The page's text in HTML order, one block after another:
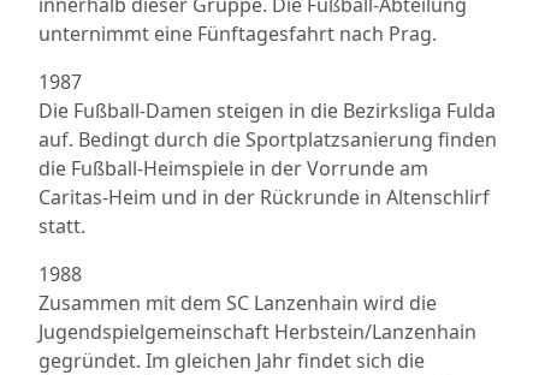
unternimmt eine Fünftagesfahrt nach Prag.
1987
Die Fußball-Damen steigen in die Bezirksliga Fulda
auf. Bedingt durch die Sportplatzsanierung finden
die Fußball-Heimspiele in der Vorrunde am
Caritas-Heim und in der Rückrunde in Altenschlirf
statt.
1988
Zusammen mit dem SC Lanzenhain wird die
Jugendspielgemeinschaft Herbstein/Lanzenhain
gegründet. Im gleichen Jahr findet sich die